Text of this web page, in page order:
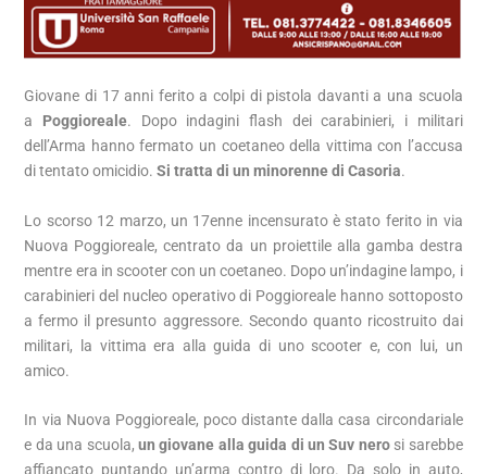
Giovane di 17 anni ferito a colpi di pistola davanti a una scuola
a Poggioreale. Dopo indagini flash dei carabinieri, i militari
dell’Arma hanno fermato un coetaneo della vittima con l’accusa
di tentato omicidio.Si tratta di un minorenne di Casoria.
Lo scorso 12 marzo, un 17enne incensurato è stato ferito in via
Nuova Poggioreale, centrato da un proiettile alla gamba destra
mentre era in scooter con un coetaneo. Dopo un’indagine lampo, i
carabinieri del nucleo operativo di Poggioreale hanno sottoposto
a fermo il presunto aggressore. Secondo quanto ricostruito dai
militari, la vittima era alla guida di uno scooter e, con lui, un
amico.
In via Nuova Poggioreale, poco distante dalla casa circondariale
e da una scuola,un giovane alla guida di un Suv nerosi sarebbe
affiancato puntando un’arma contro di loro. Da solo in auto,